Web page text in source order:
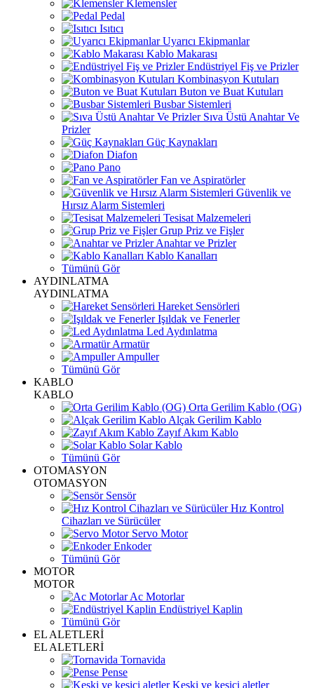
Klemensler
Pedal
Isıtıcı
Uyarıcı Ekipmanlar
Kablo Makarası
Endüstriyel Fiş ve Prizler
Kombinasyon Kutuları
Buton ve Buat Kutuları
Busbar Sistemleri
Sıva Üstü Anahtar Ve
Prizler
Güç Kaynakları
Diafon
Pano
Fan ve Aspiratörler
Güvenlik ve
Hırsız Alarm Sistemleri
Tesisat Malzemeleri
Grup Priz ve Fişler
Anahtar ve Prizler
Kablo Kanalları
Tümünü Gör
AYDINLATMA
AYDINLATMA
Hareket Sensörleri
Işıldak ve Fenerler
Led Aydınlatma
Armatür
Ampuller
Tümünü Gör
KABLO
KABLO
Orta Gerilim Kablo (OG)
Alçak Gerilim Kablo
Zayıf Akım Kablo
Solar Kablo
Tümünü Gör
OTOMASYON
OTOMASYON
Sensör
Hız Kontrol
Cihazları ve Sürücüler
Servo Motor
Enkoder
Tümünü Gör
MOTOR
MOTOR
Ac Motorlar
Endüstriyel Kaplin
Tümünü Gör
EL ALETLERİ
EL ALETLERİ
Tornavida
Pense
Keski ve kesici aletler